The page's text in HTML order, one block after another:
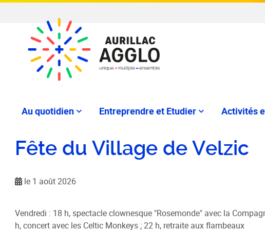
Au quotidien Entreprendre et Etudier Activités
Fête du Village de Velzic
le 1 août 2026
Vendredi : 18 h, spectacle clownesque "Rosemonde" avec la
h, concert avec les Celtic Monkeys ; 22 h, retraite aux flambeaux